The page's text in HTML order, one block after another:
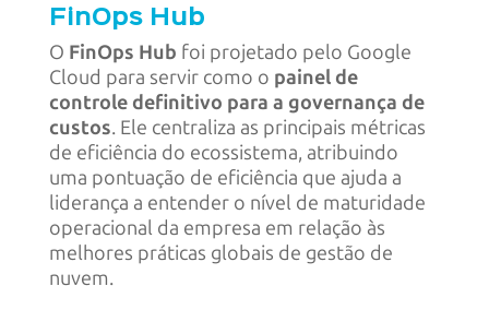
FinOps Hub
O FinOps Hub foi projetado pelo Google
Cloud para servir como o painel de
controle definitivo para a governança de
custos. Ele centraliza as principais métricas
de eficiência do ecossistema, atribuindo
uma pontuação de eficiência que ajuda a
liderança a entender o nível de maturidade
operacional da empresa em relação às
melhores práticas globais de gestão de
nuvem.